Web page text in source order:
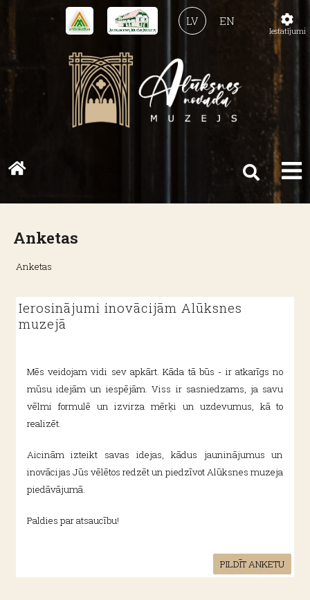
EN
LV
Anketas
Anketas
Ierosinājumi inovācijām Alūksnes
muzejā
Mēs veidojam vidi sev apkārt. Kāda tā būs - ir atkarīgs no
mūsu idejām un iespējām. Viss ir sasniedzams, ja savu
vēlmi formulē un izvirza mērķi un uzdevumus, kā to
realizēt.
Aicinām izteikt savas idejas, kādus jauninājumus un
inovācijas Jūs vēlētos redzēt un piedzīvot Alūksnes muzeja
piedāvājumā.
Paldies par atsaucību!
PILDĪT ANKETU
Iestatījumi